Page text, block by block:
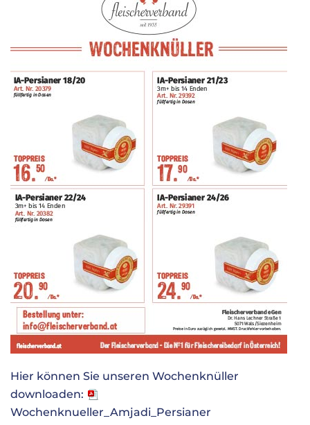
Hier können Sie unseren Wochenknüller
downloaden:
Wochenknueller_Amjadi_Persianer